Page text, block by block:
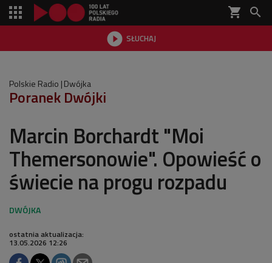
shopping_cart 
 SŁUCHAJ

Polskie Radio Dwójka
Poranek Dwójki
Marcin Borchardt "Moi
Themersonowie". Opowieść o
świecie na progu rozpadu
ostatnia aktualizacja:
13.05.2026 12:26